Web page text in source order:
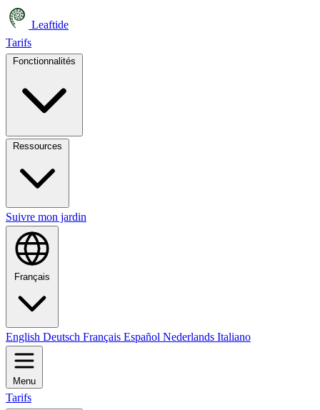
Leaftide
Tarifs
Suivre mon jardin
Français
English Deutsch Français Español Nederlands Italiano
Menu
Tarifs